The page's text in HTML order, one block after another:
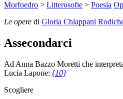
Morfoedro > Litterosofie > Poesia
Le opere di Gloria Chiappani
Assecondarci
Ad Anna Bazzo Moretti che
Lucia Lapone: {10}
Scogliere